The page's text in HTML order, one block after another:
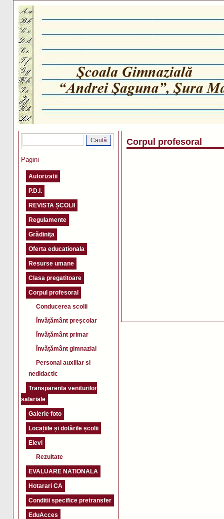
Pagini
Autorizatii
P.D.I.
REVISTA ȘCOLII
Regulamente
Grădiniţa
Oferta educationala
Resurse umane
Clasa pregatitoare
Corpul profesoral
Conducerea scolii
Învățământ preșcolar
Învățământ primar
Învățământ gimnazial
Personal auxiliar si
nedidactic
Transparenta veniturilor
salariale
Galerie foto
Locațiile și dotările școlii
Elevi
Rezultate
EVALUARE NATIONALA
Hotarari CA
Conditii specifice pretransfer
EduAcces
Corpul profesoral